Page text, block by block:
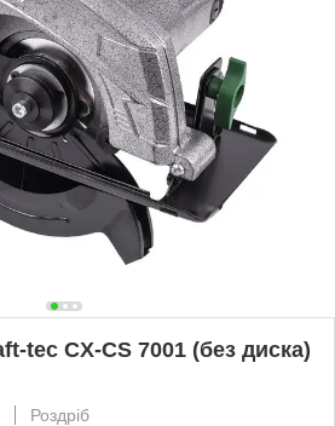
tec CX-CS 7001 (без диска)
Роздріб